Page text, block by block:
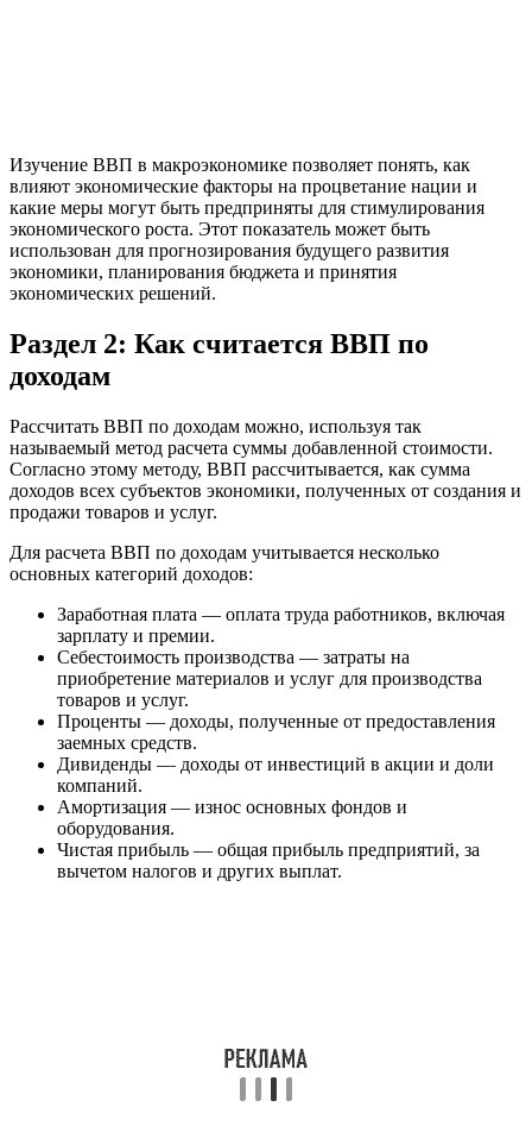
Изучение ВВП в макроэкономике позволяет понять, как
влияют экономические факторы на процветание нации и
какие меры могут быть предприняты для стимулирования
экономического роста. Этот показатель может быть
использован для прогнозирования будущего развития
экономики, планирования бюджета и принятия
экономических решений.
Раздел 2: Как считается ВВП по
доходам
Рассчитать ВВП по доходам можно, используя так
называемый метод расчета суммы добавленной стоимости.
Согласно этому методу, ВВП рассчитывается, как сумма
доходов всех субъектов экономики, полученных от создания и
продажи товаров и услуг.
Для расчета ВВП по доходам учитывается несколько
основных категорий доходов:
Заработная плата — оплата труда работников, включая
зарплату и премии.
Себестоимость производства — затраты на
приобретение материалов и услуг для производства
товаров и услуг.
Проценты — доходы, полученные от предоставления
заемных средств.
Дивиденды — доходы от инвестиций в акции и доли
компаний.
Амортизация — износ основных фондов и
оборудования.
Чистая прибыль — общая прибыль предприятий, за
вычетом налогов и других выплат.